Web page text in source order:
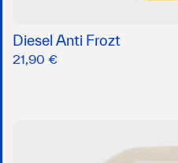
Diesel Anti Frozt
21,90 €